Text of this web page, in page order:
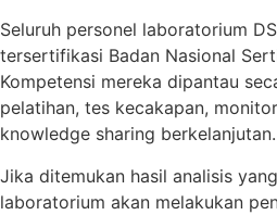
Seluruh personel laboratorium
tersertifikasi Badan Nasional
Kompetensi mereka dipantau
pelatihan, tes kecakapan,
knowledge sharing berkelanjutan.
Jika ditemukan hasil analisis
laboratorium akan melakukan